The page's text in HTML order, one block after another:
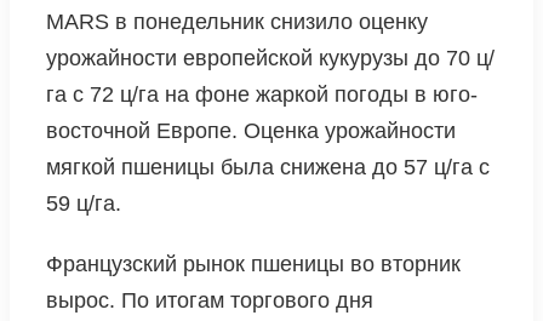
MARS в понедельник снизило оценку
урожайности европейской кукурузы до 70 ц/
га с 72 ц/га на фоне жаркой погоды в юго-
восточной Европе. Оценка урожайности
мягкой пшеницы была снижена до 57 ц/га с
59 ц/га.
Французский рынок пшеницы во вторник
вырос. По итогам торгового дня